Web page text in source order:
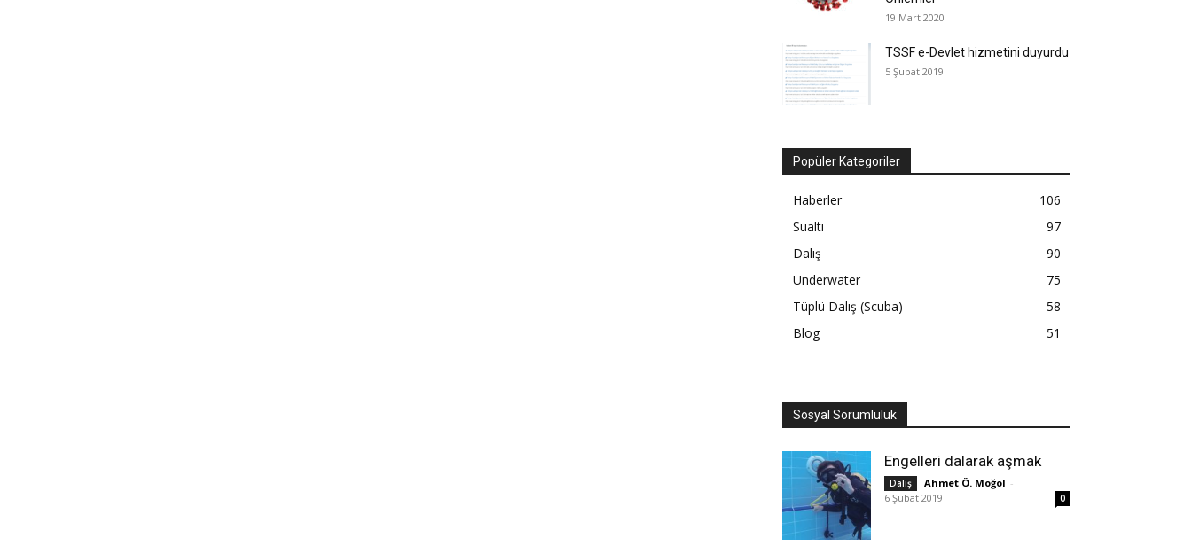
19 Mart 2020
TSSF e-Devlet hizmetini duyurdu
5 Şubat 2019
Popüler Kategoriler
Haberler
106
Sualtı
97
Dalış
90
Underwater
75
Tüplü Dalış (Scuba)
58
Blog
51
Sosyal Sorumluluk
Engelleri dalarak aşmak
Dalış Ahmet Ö. Moğol -
6 Şubat 2019
0